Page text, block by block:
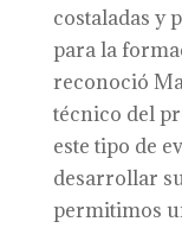
costaladas y
para la
reconoció
técnico del
este tipo de
desarrollar
permitimos